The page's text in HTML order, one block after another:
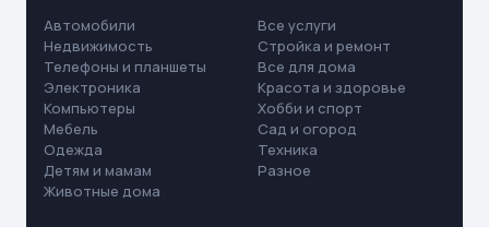
Автомобили
Недвижимость
Телефоны и планшеты
Электроника
Компьютеры
Мебель
Одежда
Детям и мамам
Животные дома
Все услуги
Стройка и ремонт
Все для дома
Красота и здоровье
Хобби и спорт
Сад и огород
Техника
Разное